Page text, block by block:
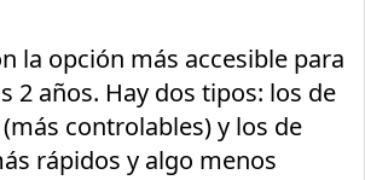
la opción más accesible para
2 años. Hay dos tipos: los de
controlables) y los de
rápidos y algo menos